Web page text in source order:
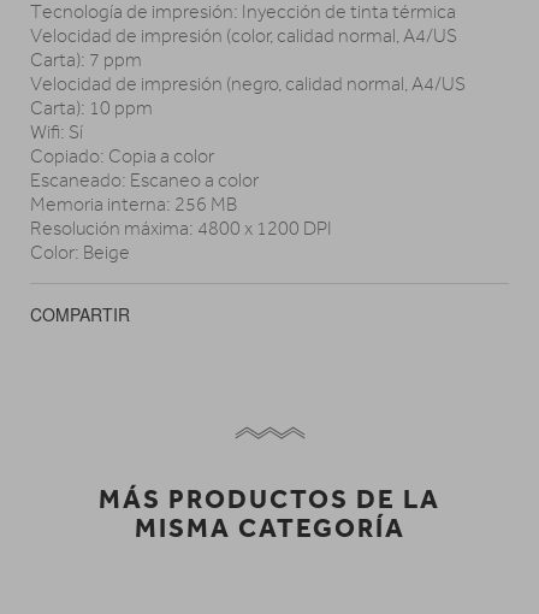
Tecnología de impresión: Inyección de tinta térmica
Velocidad de impresión (color, calidad normal, A4/US
Carta): 7 ppm
Velocidad de impresión (negro, calidad normal, A4/US
Carta): 10 ppm
Wifi: Sí
Copiado: Copia a color
Escaneado: Escaneo a color
Memoria interna: 256 MB
Resolución máxima: 4800 x 1200 DPI
Color: Beige
COMPARTIR
MÁS PRODUCTOS DE LA
MISMA CATEGORÍA